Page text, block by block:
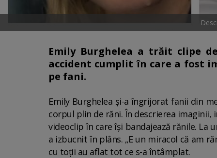
Emily Burghelea a trăit clipe
accident cumplit în care a fost
pe fani.
Emily Burghelea și-a îngrijorat fanii din
corpul plin de răni. În descrierea imaginii,
videoclip în care își bandajează rănile.
a izbucnit în plâns. „E un miracol că am
cu toții au aflat tot ce s-a întâmplat.